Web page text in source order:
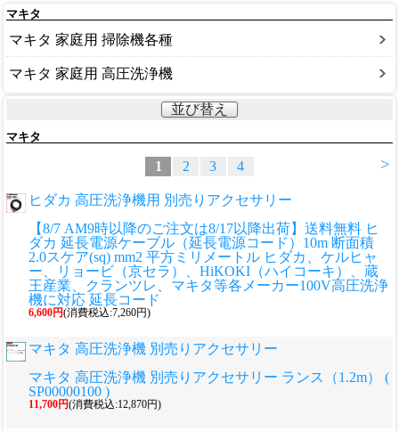
マキタ
マキタ 家庭用 掃除機各種
マキタ 家庭用 高圧洗浄機
並び替え
マキタ
>
1 2 3 4
ヒダカ 高圧洗浄機用 別売りアクセサリー
【8/7 AM9時以降のご注文は8/17以降出荷】送料無料 ヒ
ダカ 延長電源ケーブル（延長電源コード）10m 断面積
2.0スケア(sq) mm2 平方ミリメートル ヒダカ、ケルヒャ
ー、リョービ（京セラ）、HiKOKI（ハイコーキ）、蔵
王産業、クランツレ、マキタ等各メーカー100V高圧洗浄
機に対応 延長コード
6,600円(消費税込:7,260円)
マキタ 高圧洗浄機 別売りアクセサリー
マキタ 高圧洗浄機 別売りアクセサリー ランス（1.2m） (
SP00000100 )
11,700円(消費税込:12,870円)